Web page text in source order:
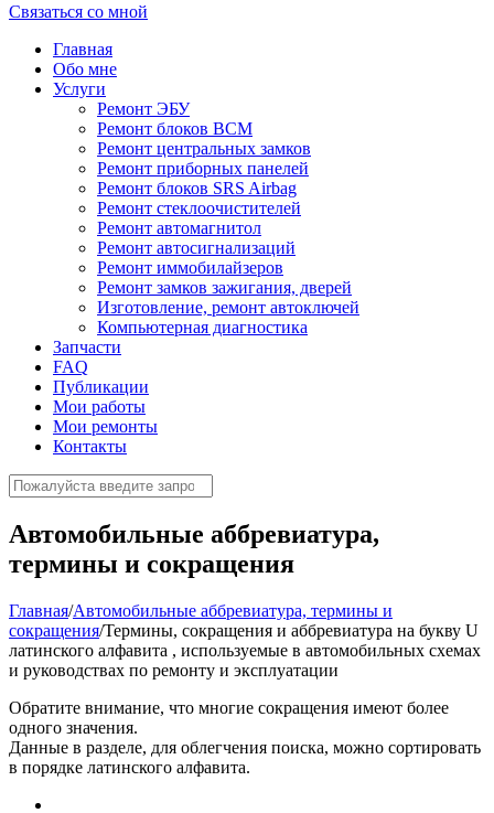
Связаться со мной
Главная
Обо мне
Услуги
Ремонт ЭБУ
Ремонт блоков BCМ
Ремонт центральных замков
Ремонт приборных панелей
Ремонт блоков SRS Airbag
Ремонт стеклоочистителей
Ремонт автомагнитол
Ремонт автосигнализаций
Ремонт иммобилайзеров
Ремонт замков зажигания, дверей
Изготовление, ремонт автоключей
Компьютерная диагностика
Запчасти
FAQ
Публикации
Мои работы
Мои ремонты
Контакты
Автомобильные аббревиатура,
термины и сокращения
Главная/Автомобильные аббревиатура, термины и
сокращения/Термины, сокращения и аббревиатура на букву U
латинского алфавита , используемые в автомобильных схемах
и руководствах по ремонту и эксплуатации
Обратите внимание, что многие сокращения имеют более
одного значения.
Данные в разделе, для облегчения поиска, можно сортировать
в порядке латинского алфавита.